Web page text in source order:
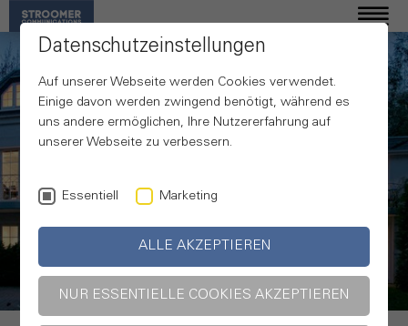
Ihre Agentur
für Kommunikation
Datenschutzeinstellungen
Auf unserer Webseite werden Cookies verwendet.
Einige davon werden zwingend benötigt, während es
uns andere ermöglichen, Ihre Nutzererfahrung auf
unserer Webseite zu verbessern.
Essentiell Marketing
ALLE AKZEPTIEREN
NUR ESSENTIELLE COOKIES AKZEPTIEREN